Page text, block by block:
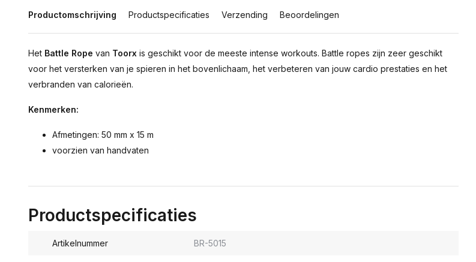
Productomschrijving Productspecificaties Verzending Beoordelingen
Het Battle Rope van Toorx is geschikt voor de meeste intense workouts. Battle ropes zijn zeer geschikt
voor het versterken van je spieren in het bovenlichaam, het verbeteren van jouw cardio prestaties en het
verbranden van calorieën.
Kenmerken:
Afmetingen: 50 mm x 15 m
voorzien van handvaten
Productspecificaties
Artikelnummer BR-5015